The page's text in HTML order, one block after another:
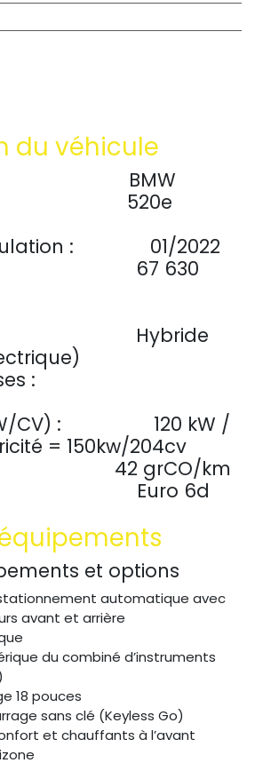
du véhicule
​BMW
​520e
:
​01/2022
​67 630
​​Hybride
:
CV) :
​120 kW /
= 150kw/204cv
42 grCO/km
​Euro 6d
et options
automatique avec
avant et arrière
du combiné d’instruments
18 pouces
sans clé (Keyless Go)
et chauffants à l’avant